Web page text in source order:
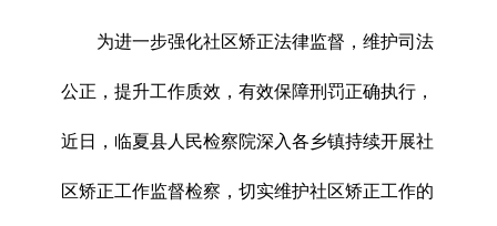
为进一步强化社区矫正法律监督，维护司法
公正，提升工作质效，有效保障刑罚正确执行，
近日，临夏县人民检察院深入各乡镇持续开展社
区矫正工作监督检察，切实维护社区矫正工作的